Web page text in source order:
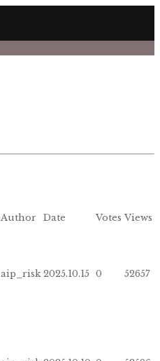
Author Date Votes Views
aip_risk 2025.10.15 0 52657